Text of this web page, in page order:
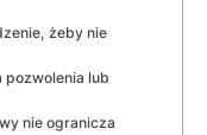
żeby nie
lub
nie ogranicza